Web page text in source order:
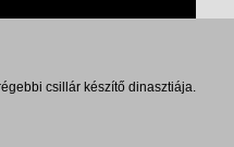
csillár készítő dinasztiája.